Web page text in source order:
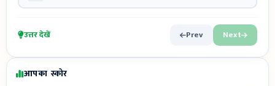
उत्तर देखें Prev Next
आपका स्कोर